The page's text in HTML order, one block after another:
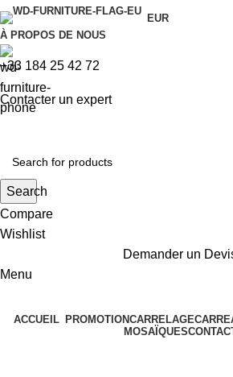
EUR
À PROPOS DE NOUS
+33 184 25 42 72
Contacter un expert
Search
Compare
Wishlist
Demander un
Menu
ACCUEIL PROMOTIONCARRELAGE
MOSAÏQUES